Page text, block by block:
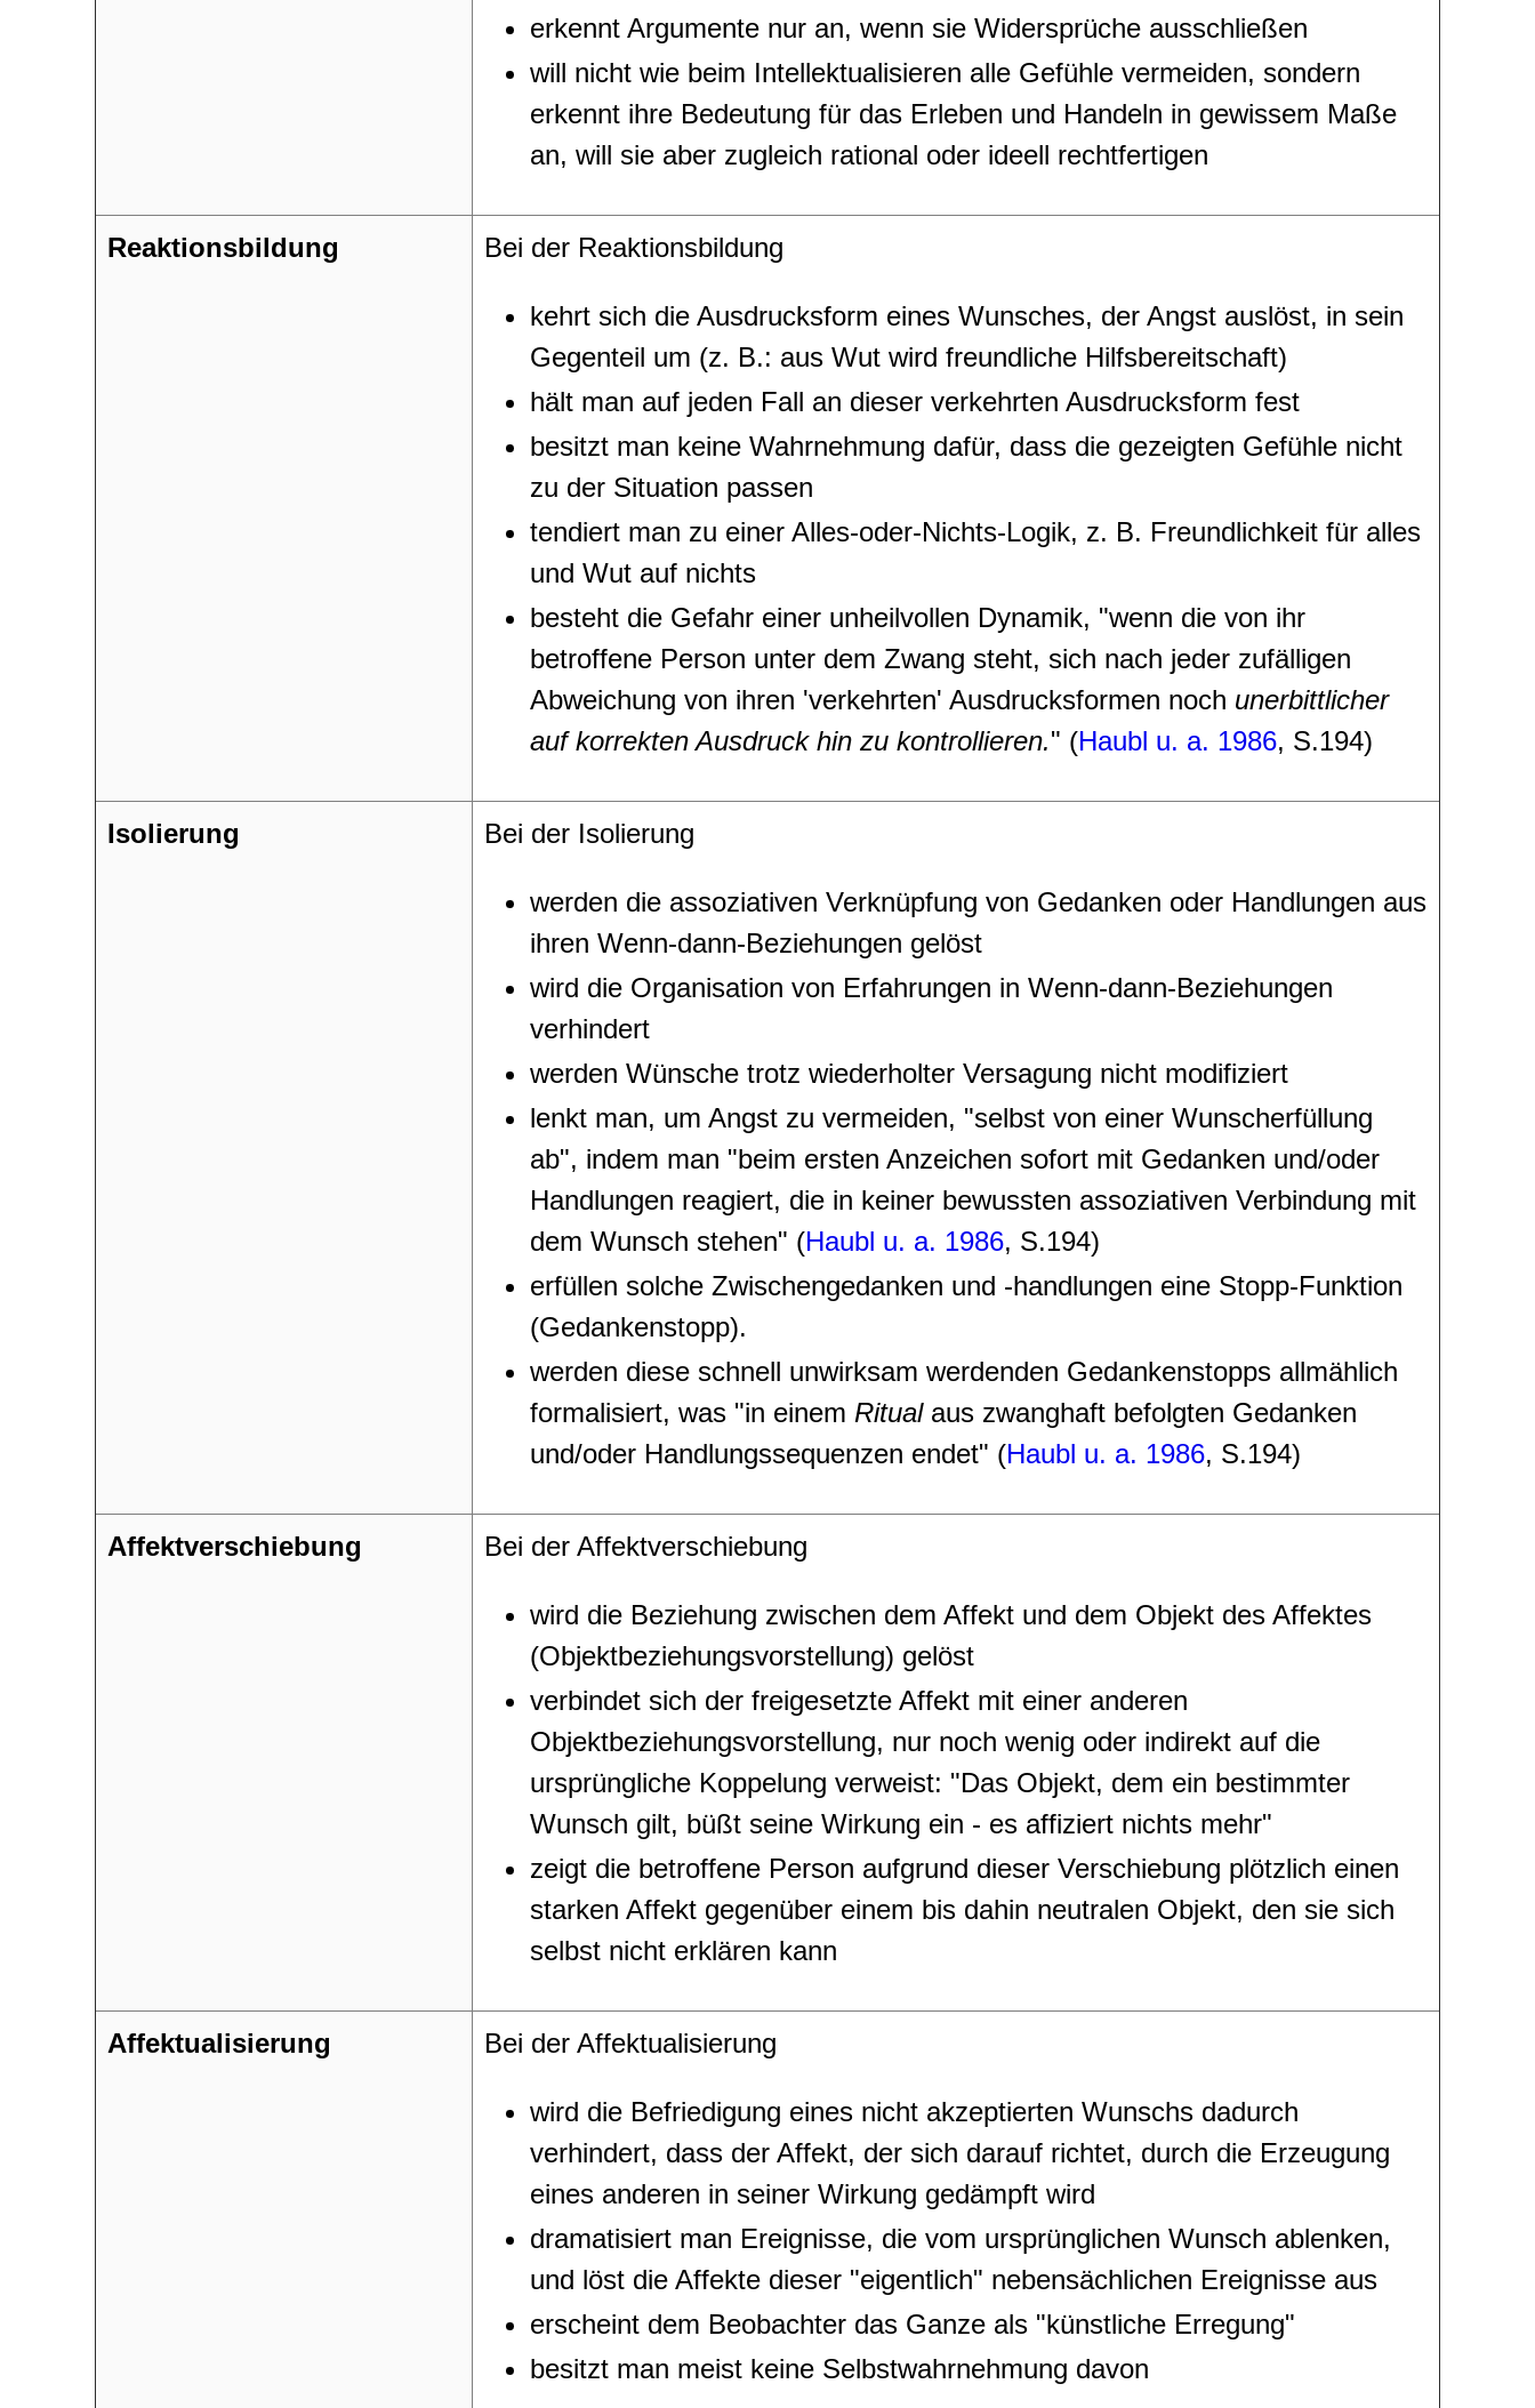
erkennt Argumente nur an, wenn sie Widersprüche ausschließen
will nicht wie beim Intellektualisieren alle Gefühle vermeiden, sondern
erkennt ihre Bedeutung für das Erleben und Handeln in gewissem Maße
an, will sie aber zugleich rational oder ideell rechtfertigen
Reaktionsbildung Bei der Reaktionsbildung
kehrt sich die Ausdrucksform eines Wunsches, der Angst auslöst, in sein
Gegenteil um (z. B.: aus Wut wird freundliche Hilfsbereitschaft)
hält man auf jeden Fall an dieser verkehrten Ausdrucksform fest
besitzt man keine Wahrnehmung dafür, dass die gezeigten Gefühle nicht
zu der Situation passen
tendiert man zu einer Alles-oder-Nichts-Logik, z. B. Freundlichkeit für alles
und Wut auf nichts
besteht die Gefahr einer unheilvollen Dynamik, "wenn die von ihr
betroffene Person unter dem Zwang steht, sich nach jeder zufälligen
Abweichung von ihren 'verkehrten' Ausdrucksformen noch unerbittlicher
auf korrekten Ausdruck hin zu kontrollieren." (Haubl u. a. 1986, S.194)
Isolierung Bei der Isolierung
werden die assoziativen Verknüpfung von Gedanken oder Handlungen aus
ihren Wenn-dann-Beziehungen gelöst
wird die Organisation von Erfahrungen in Wenn-dann-Beziehungen
verhindert
werden Wünsche trotz wiederholter Versagung nicht modifiziert
lenkt man, um Angst zu vermeiden, "selbst von einer Wunscherfüllung
ab", indem man "beim ersten Anzeichen sofort mit Gedanken und/oder
Handlungen reagiert, die in keiner bewussten assoziativen Verbindung mit
dem Wunsch stehen" (Haubl u. a. 1986, S.194)
erfüllen solche Zwischengedanken und -handlungen eine Stopp-Funktion
(Gedankenstopp).
werden diese schnell unwirksam werdenden Gedankenstopps allmählich
formalisiert, was "in einem Ritualaus zwanghaft befolgten Gedanken
und/oder Handlungssequenzen endet" (Haubl u. a. 1986, S.194)
Affektverschiebung Bei der Affektverschiebung
wird die Beziehung zwischen dem Affekt und dem Objekt des Affektes
(Objektbeziehungsvorstellung) gelöst
verbindet sich der freigesetzte Affekt mit einer anderen
Objektbeziehungsvorstellung, nur noch wenig oder indirekt auf die
ursprüngliche Koppelung verweist: "Das Objekt, dem ein bestimmter
Wunsch gilt, büßt seine Wirkung ein - es affiziert nichts mehr"
zeigt die betroffene Person aufgrund dieser Verschiebung plötzlich einen
starken Affekt gegenüber einem bis dahin neutralen Objekt, den sie sich
selbst nicht erklären kann
Affektualisierung Bei der Affektualisierung
wird die Befriedigung eines nicht akzeptierten Wunschs dadurch
verhindert, dass der Affekt, der sich darauf richtet, durch die Erzeugung
eines anderen in seiner Wirkung gedämpft wird
dramatisiert man Ereignisse, die vom ursprünglichen Wunsch ablenken,
und löst die Affekte dieser "eigentlich" nebensächlichen Ereignisse aus
erscheint dem Beobachter das Ganze als "künstliche Erregung"
besitzt man meist keine Selbstwahrnehmung davon